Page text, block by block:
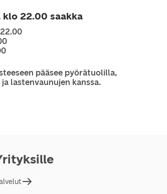
klo 22.00 saakka
pääsee pyörätuolilla,
lastenvaunujen kanssa.